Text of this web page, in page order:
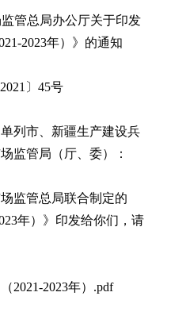
管总局办公厅关于印发
2023年）》的通知
〕45号
列市、新疆生产建设兵
监管局（厅、委）：
监管总局联合制定的
年）》印发给你们，请
2021-2023年）.pdf